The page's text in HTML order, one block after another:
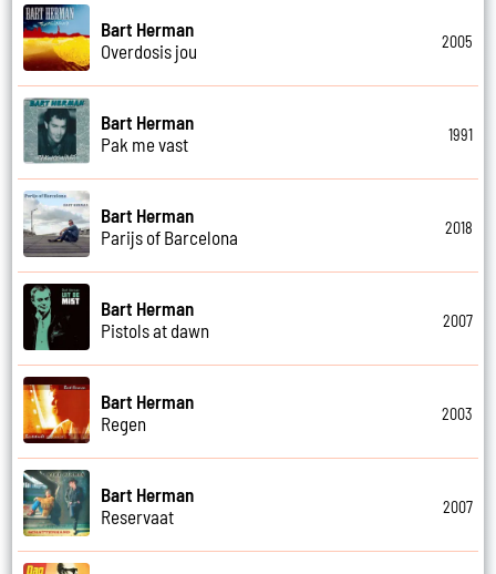
Bart Herman
Overdosis jou
2005
Bart Herman
Pak me vast
1991
Bart Herman
Parijs of Barcelona
2018
Bart Herman
Pistols at dawn
2007
Bart Herman
Regen
2003
Bart Herman
Reservaat
2007